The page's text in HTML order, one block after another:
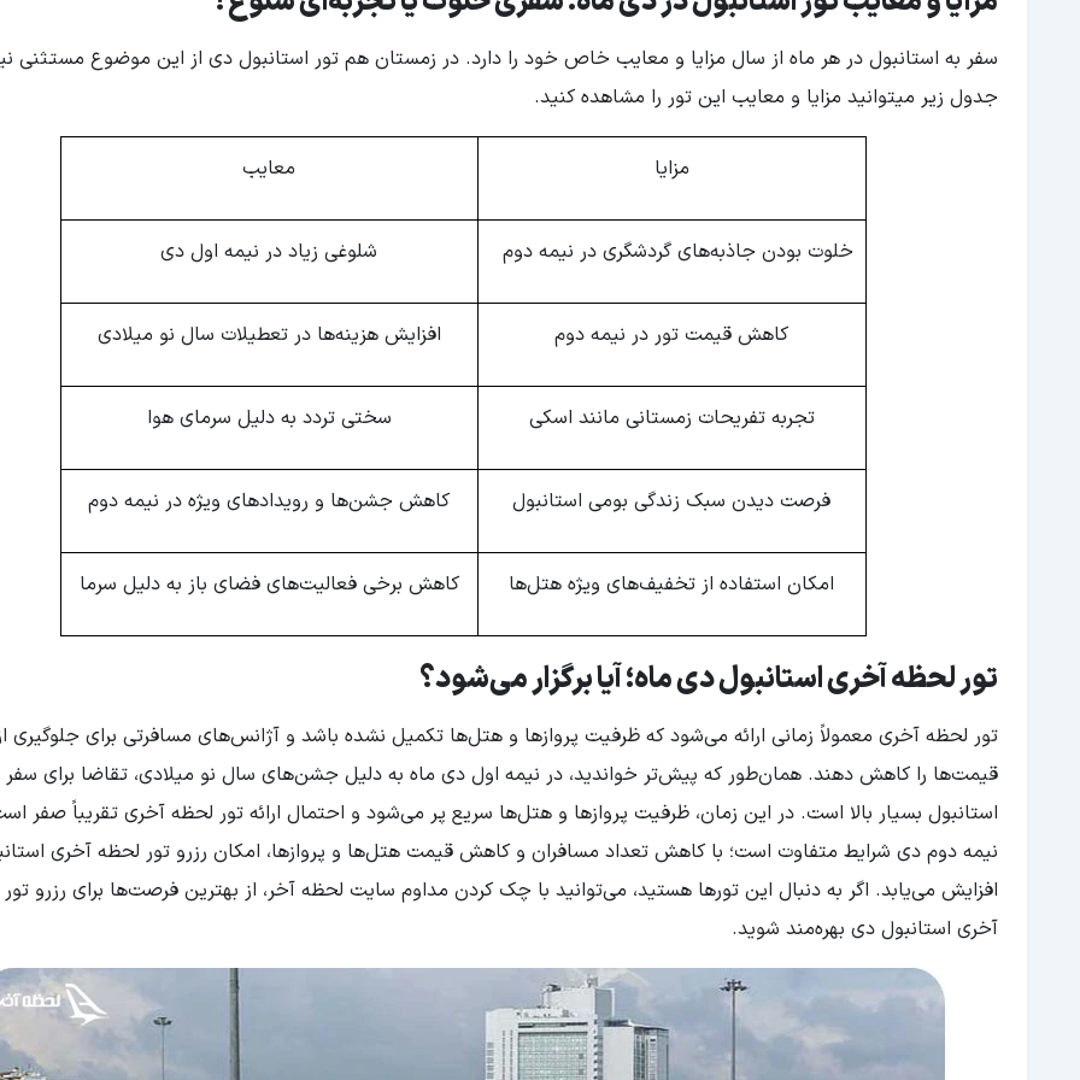
سفر به استانبول در هر ماه از سال مزایا و معایب خاص خود را دارد. در زمستان هم تور استانبول دی از این موضوع مستثنی
جدول زیر میتوانید مزایا و معایب این تور را مشاهده کنید.
مزایا معایب
خلوت بودن جاذبه‌های گردشگری در نیمه دوم شلوغی زیاد در نیمه اول دی
کاهش قیمت تور در نیمه دوم افزایش هزینه‌ها در تعطیلات سال نو میلادی
تجربه تفریحات زمستانی مانند اسکی سختی تردد به دلیل سرمای هوا
فرصت دیدن سبک زندگی بومی استانبول کاهش جشن‌ها و رویدادهای ویژه در نیمه دوم
امکان استفاده از تخفیف‌های ویژه هتل‌ها کاهش برخی فعالیت‌های فضای باز به دلیل سرما
تور لحظه آخری استانبول دی ماه؛ آیا برگزار می‌شود؟
تور لحظه آخری معمولاً زمانی ارائه می‌شود که ظرفیت پروازها و هتل‌ها تکمیل نشده باشد و آژانس‌های مسافرتی برای جلوگیری
قیمت‌ها را کاهش دهند. همان‌طور که پیش‌تر خواندید، در نیمه اول دی ماه به دلیل جشن‌های سال نو میلادی، تقاضا برای سفر
استانبول بسیار بالا است. در این زمان، ظرفیت پروازها و هتل‌ها سریع پر می‌شود و احتمال ارائه تور لحظه آخری تقریباً صفر
نیمه دوم دی شرایط متفاوت است؛ با کاهش تعداد مسافران و کاهش قیمت هتل‌ها و پروازها، امکان رزرو تور لحظه آخری
افزایش می‌یابد. اگر به دنبال این تورها هستید، می‌توانید با چک کردن مداوم سایت لحظه آخر، از بهترین فرصت‌ها برای رزرو
آخری استانبول دی بهره‌مند شوید.